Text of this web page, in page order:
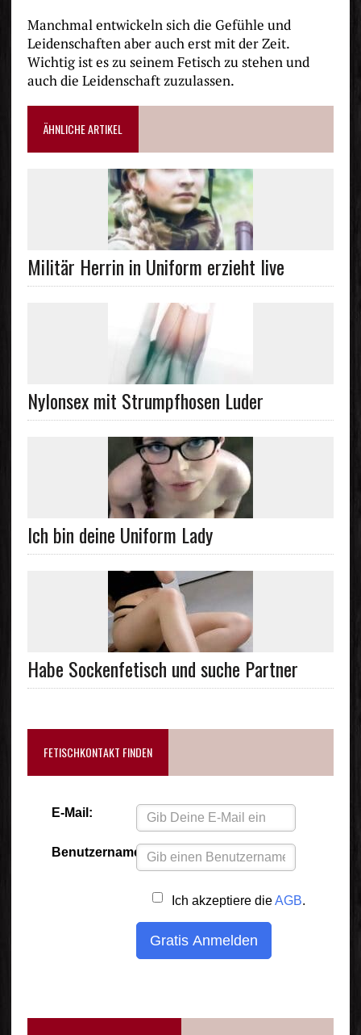
Manchmal entwickeln sich die Gefühle und
Leidenschaften aber auch erst mit der Zeit.
Wichtig ist es zu seinem Fetisch zu stehen und
auch die Leidenschaft zuzulassen.
ÄHNLICHE ARTIKEL
Militär Herrin in Uniform erzieht live
Nylonsex mit Strumpfhosen Luder
Ich bin deine Uniform Lady
Habe Sockenfetisch und suche Partner
FETISCHKONTAKT FINDEN